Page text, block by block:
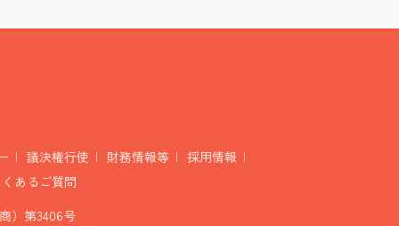
議決権行使 財務情報等
採用情報
あるご質問
）第3406号